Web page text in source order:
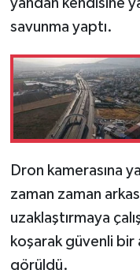
savunma yaptı.
Dron kamerasına
zaman zaman
uzaklaştırmaya
koşarak güvenli bir
görüldü.